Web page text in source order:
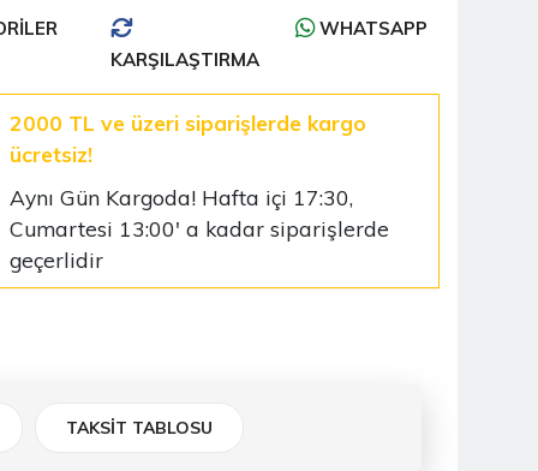
KARŞILAŞTIRMA
WHATSAPP
2000 TL ve üzeri siparişlerde kargo
ücretsiz!
Aynı Gün Kargoda! Hafta içi 17:30,
Cumartesi 13:00' a kadar siparişlerde
geçerlidir
TAKSİT TABLOSU